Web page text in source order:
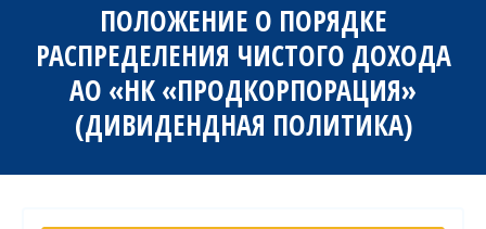
ПОЛОЖЕНИЕ О ПОРЯДКЕ
РАСПРЕДЕЛЕНИЯ ЧИСТОГО ДОХОДА
АО «НК «ПРОДКОРПОРАЦИЯ»
(ДИВИДЕНДНАЯ ПОЛИТИКА)